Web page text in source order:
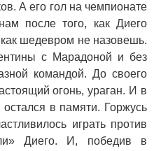
А его гол на чемпионате
после того, как Диего
шедевром не назовешь.
с Марадоной и без
командой. До своего
огонь, ураган. И в
в памяти. Горжусь
играть против
Диего. И, победив в